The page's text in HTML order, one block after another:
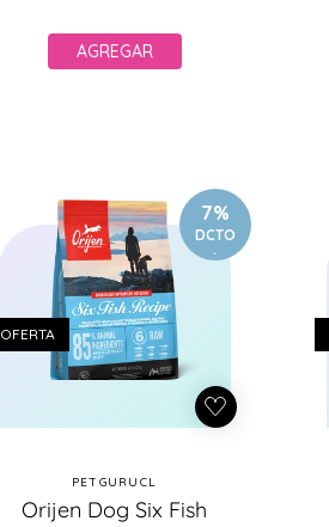
AGREGAR
7%
DCTO
.
OFERTA
Proveedor:
PETGURUCL
Orijen Dog Six Fish